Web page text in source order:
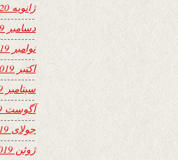
ژانویه 2020
دسامبر 2019
نوامبر 2019
اکتبر 2019
سپتامبر 2019
آگوست 2019
جولای 2019
ژوئن 2019